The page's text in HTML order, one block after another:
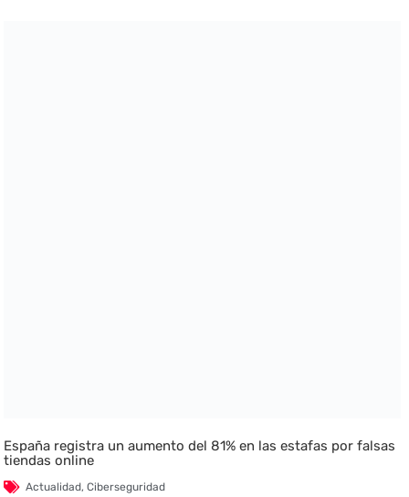
España registra un aumento del 81% en las estafas por falsas
tiendas online
Actualidad,Ciberseguridad